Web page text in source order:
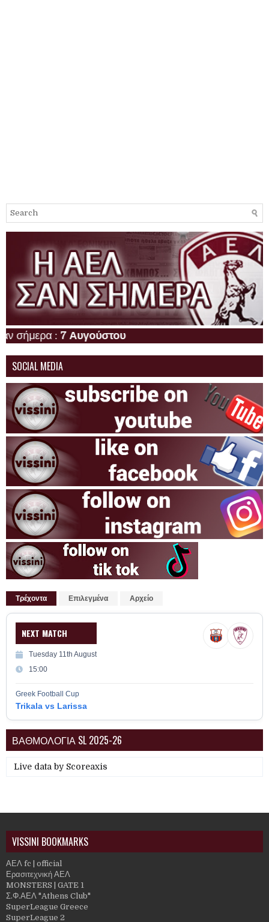
:7 Αυγούστου
SOCIAL MEDIA
Τρέχοντα Επιλεγμένα Αρχείο
NEXT MATCH
Tuesday 11th August
15:00
Greek Football Cup
Trikala vs Larissa
ΒΑΘΜΟΛΟΓΙΑ SL 2025-26
Live data by Scoreaxis
VISSINI BOOKMARKS
ΑΕΛ fc | official
Ερασιτεχνική ΑΕΛ
MONSTERS | GATE 1
Σ.Φ.ΑΕΛ "Athens Club"
SuperLeague Greece
SuperLeague 2